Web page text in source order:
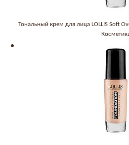
Тональный крем для лица LOLLIS Soft